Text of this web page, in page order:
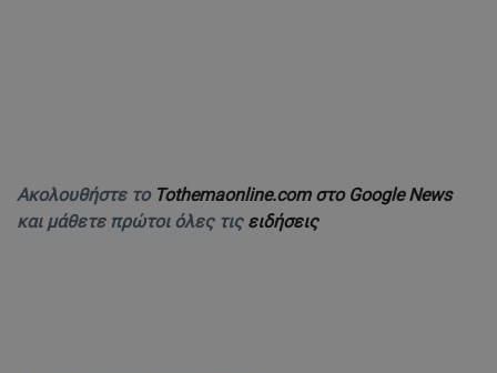
Ακολουθήστε το Tothemaonline.com στο Google News
και μάθετε πρώτοι όλες τις ειδήσεις